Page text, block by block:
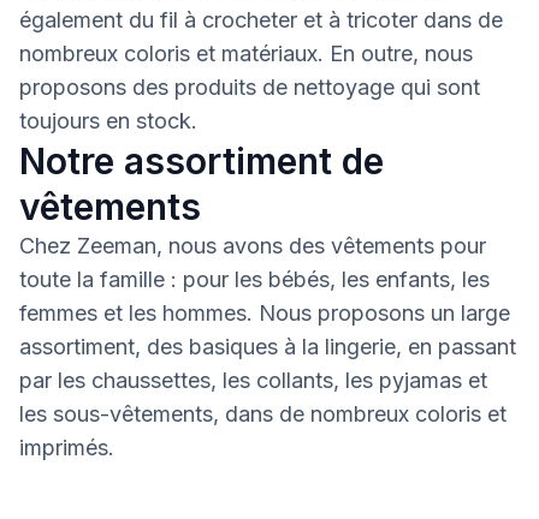
également du fil à crocheter et à tricoter dans de
nombreux coloris et matériaux. En outre, nous
proposons des produits de nettoyage qui sont
toujours en stock.
Notre assortiment de
vêtements
Chez Zeeman, nous avons des vêtements pour
toute la famille : pour les bébés, les enfants, les
femmes et les hommes. Nous proposons un large
assortiment, des basiques à la lingerie, en passant
par les chaussettes, les collants, les pyjamas et
les sous-vêtements, dans de nombreux coloris et
imprimés.